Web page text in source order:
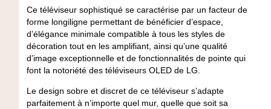
Ce téléviseur sophistiqué se caractérise par un facteur de
forme longiligne permettant de bénéficier d’espace,
d’élégance minimale compatible à tous les styles de
décoration tout en les amplifiant, ainsi qu’une qualité
d’image exceptionnelle et de fonctionnalités de pointe qui
font la notoriété des téléviseurs OLED de LG.
Le design sobre et discret de ce téléviseur s’adapte
parfaitement à n’importe quel mur, quelle que soit sa